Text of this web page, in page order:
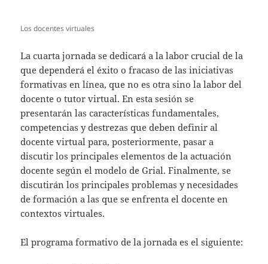
Los docentes virtuales
La cuarta jornada se dedicará a la labor crucial de la
que dependerá el éxito o fracaso de las iniciativas
formativas en línea, que no es otra sino la labor del
docente o tutor virtual. En esta sesión se
presentarán las características fundamentales,
competencias y destrezas que deben definir al
docente virtual para, posteriormente, pasar a
discutir los principales elementos de la actuación
docente según el modelo de Grial. Finalmente, se
discutirán los principales problemas y necesidades
de formación a las que se enfrenta el docente en
contextos virtuales.
El programa formativo de la jornada es el siguiente: